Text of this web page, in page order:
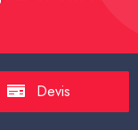
S'inscrire
Devis